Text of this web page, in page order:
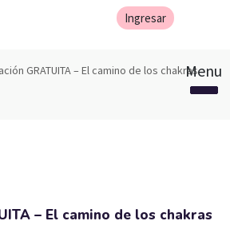
GRATUITA – El camino de los chakras
– El camino de los chakras